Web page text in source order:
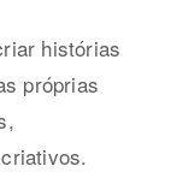
histórias
próprias